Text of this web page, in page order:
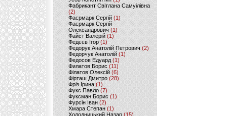
Фабрикант Світлана Самуілівна
(2)
Фаєрмарк Сергій(1)
Фаєрмарк Сергій
Олександрович (1)
Файст Валерій(1)
Федєєв Ігор (1)
Федорук Анатолій Петрович (2)
Федорчук Анатолій (1)
Федосов Едуард (1)
Филатов Борис (11)
Філатов Олексій (6)
Фірташ Дмитро (28)
Фріз Ірина (1)
Фукс Павло (7)
Фуксман Борис (1)
Фурсін Іван (2)
Хмара Степан(1)
Холодницький Назар(15)